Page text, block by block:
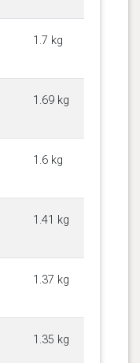
1.7 kg
1.69 kg
1.6 kg
1.41 kg
1.37 kg
1.35 kg